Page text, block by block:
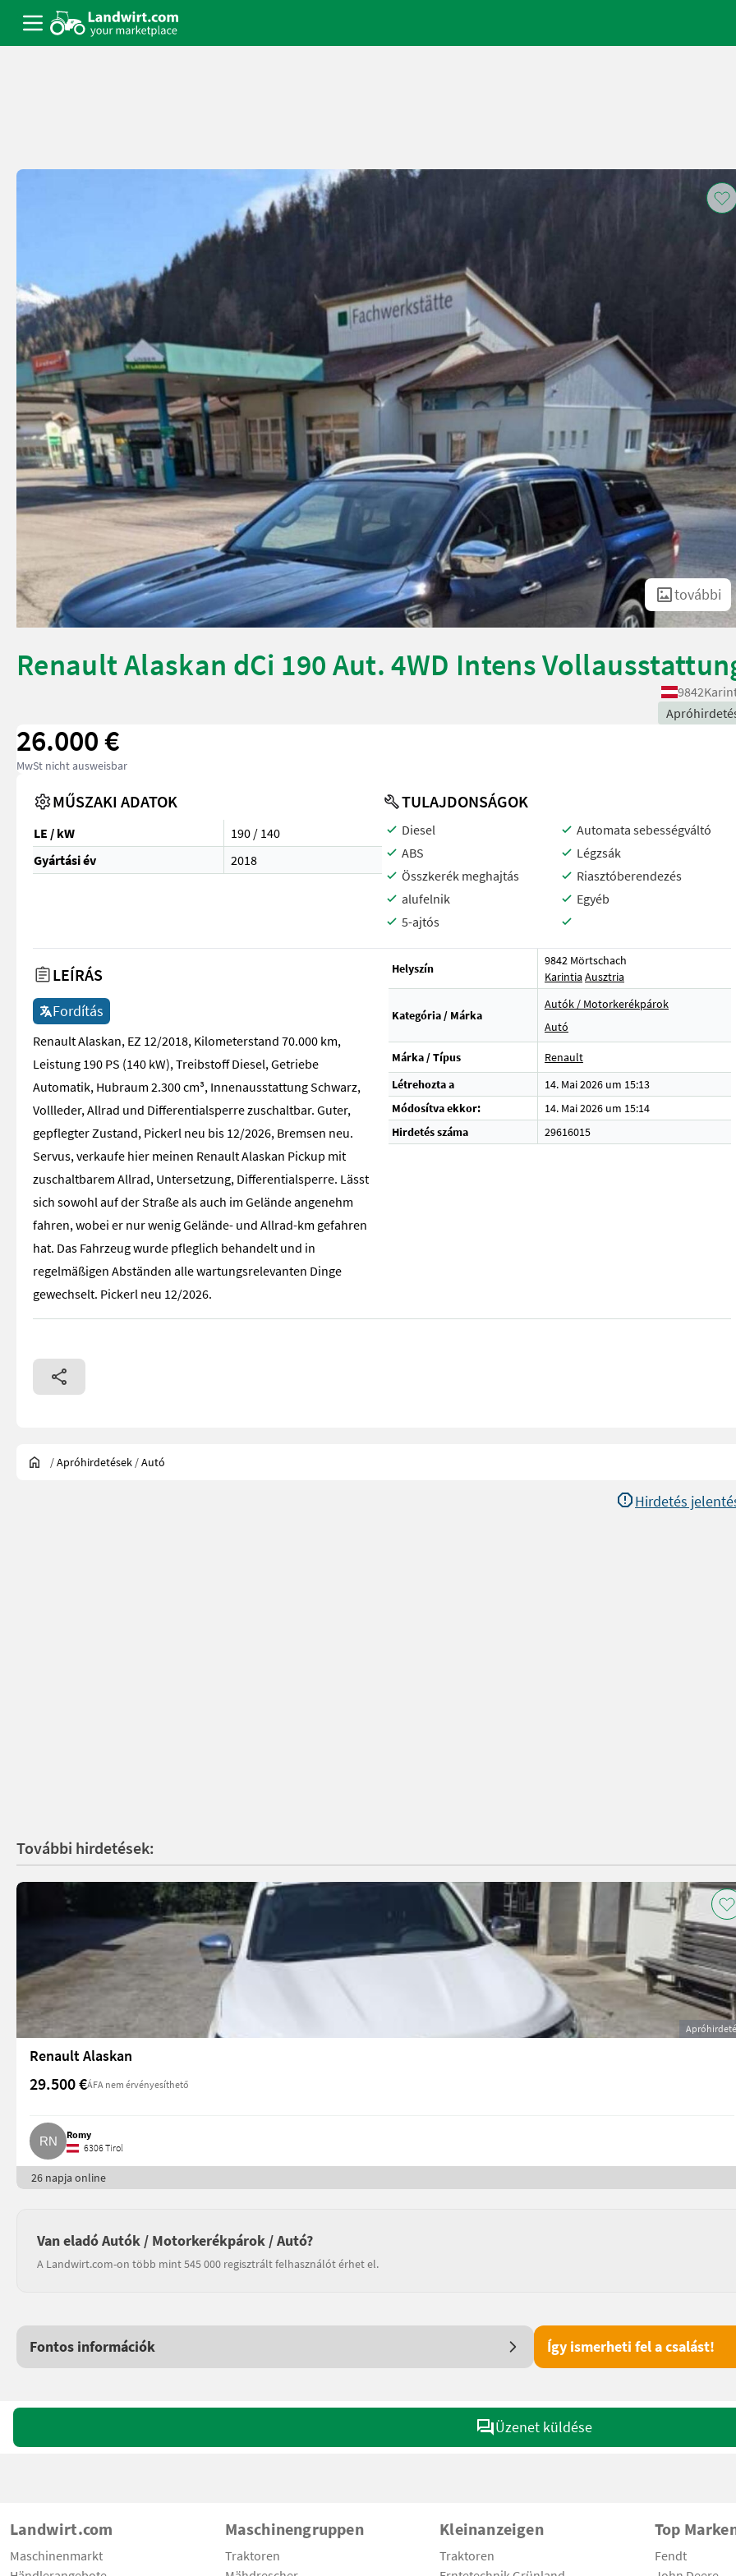
további
Renault Alaskan dCi 190 Aut. 4WD Intens
9842
26.000 €
MwSt nicht ausweisbar
MŰSZAKI ADATOK
LE / kW
190 / 140
Gyártási év
2018
TULAJDONSÁGOK
Diesel
Automata sebességváltó
ABS
Légzsák
Összkerék meghajtás
Riasztóberendezés
alufelnik
Egyéb
5-ajtós
LEÍRÁS
Fordítás
Renault Alaskan, EZ 12/2018, Kilometerstand 70.000 km,
Leistung 190 PS (140 kW), Treibstoff Diesel, Getriebe
Automatik, Hubraum 2.300 cm³, Innenausstattung Schwarz,
Vollleder, Allrad und Differentialsperre zuschaltbar. Guter,
gepflegter Zustand, Pickerl neu bis 12/2026, Bremsen neu.
Servus, verkaufe hier meinen Renault Alaskan Pickup mit
zuschaltbarem Allrad, Untersetzung, Differentialsperre. Lässt
sich sowohl auf der Straße als auch im Gelände angenehm
fahren, wobei er nur wenig Gelände- und Allrad-km gefahren
hat. Das Fahrzeug wurde pfleglich behandelt und in
regelmäßigen Abständen alle wartungsrelevanten Dinge
gewechselt. Pickerl neu 12/2026.
Helyszín
9842 Mörtschach
Karintia Ausztria
Kategória / Márka
Autók / Motorkerékpárok
Autó
Márka / Típus
Renault
Létrehozta a
14. Mai 2026 um 15:13
Módosítva ekkor:
14. Mai 2026 um 15:14
Hirdetés száma
29616015
/Apróhirdetések /Autó
Hirdetés
További hirdetések:
Renault Alaskan
29.500 €ÁFA nem érvényesíthető
Romy
6306 Tirol
26 napja online
Van eladó Autók / Motorkerékpárok / Autó?
A Landwirt.com-on több mint 545 000 regisztrált felhasználót érhet el.
Fontos információk Így ismerheti fel a csalást!
Üzenet küldése
Landwirt.com
Maschinenmarkt
Maschinengruppen
Traktoren
Kleinanzeigen
Traktoren
Top
Fendt